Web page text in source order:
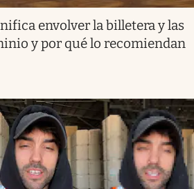
envolver la billetera y las
y por qué lo recomiendan